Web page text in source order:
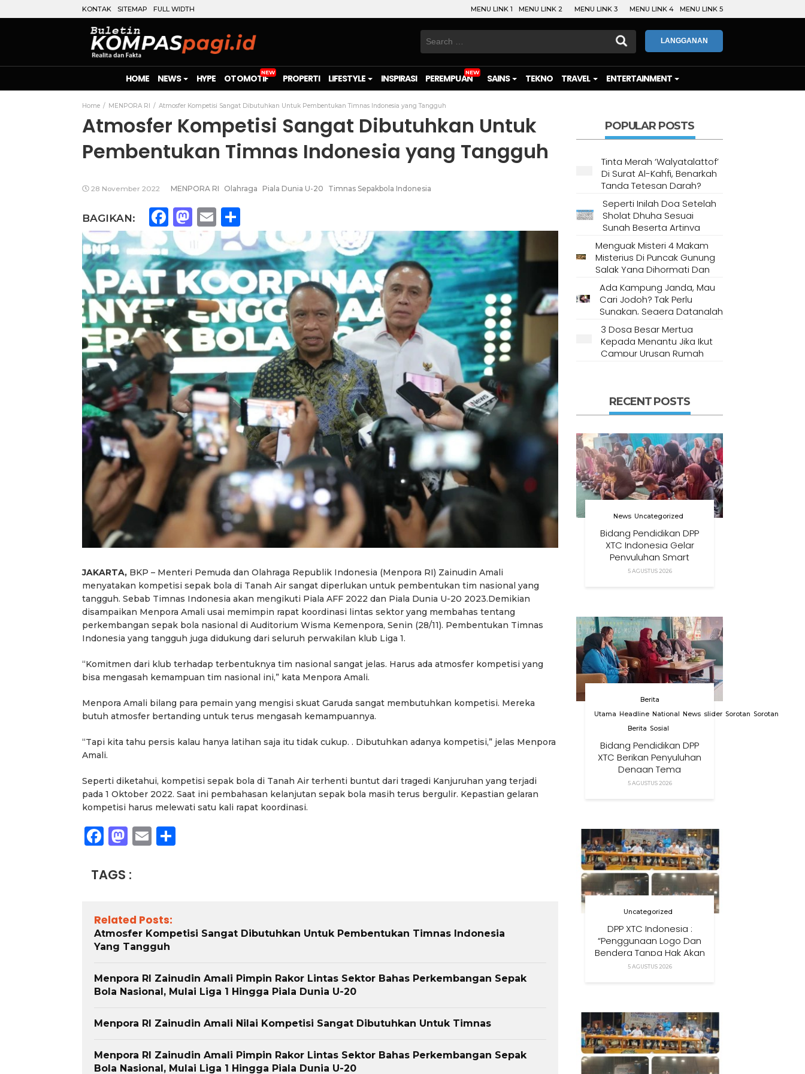
KONTAK SITEMAP FULL WIDTH MENU LINK 1 MENU LINK 2 MENU LINK 3 MENU LINK 4 MENU LINK 5
Search
LANGGANAN
HOME NEWS HYPE OTOMOTIF PROPERTI LIFESTYLE INSPIRASI PEREMPUAN SAINS TEKNO TRAVEL ENTERTAINMENT
Home MENPORA RI Atmosfer Kompetisi Sangat Dibutuhkan Untuk Pembentukan Timnas Indonesia yang Tangguh
Atmosfer Kompetisi Sangat Dibutuhkan Untuk
Pembentukan Timnas Indonesia yang Tangguh
28 November 2022 MENPORA RI Olahraga Piala Dunia U-20 Timnas Sepakbola Indonesia
BAGIKAN: Facebook
Mastodon
Email
JAKARTA, BKP – Menteri Pemuda dan Olahraga Republik Indonesia (Menpora RI) Zainudin Amali
menyatakan kompetisi sepak bola di Tanah Air sangat diperlukan untuk pembentukan tim nasional yang
tangguh. Sebab Timnas Indonesia akan mengikuti Piala AFF 2022 dan Piala Dunia U-20 2023.Demikian
disampaikan Menpora Amali usai memimpin rapat koordinasi lintas sektor yang membahas tentang
perkembangan sepak bola nasional di Auditorium Wisma Kemenpora, Senin (28/11). Pembentukan Timnas
Indonesia yang tangguh juga didukung dari seluruh perwakilan klub Liga 1.
“Komitmen dari klub terhadap terbentuknya tim nasional sangat jelas. Harus ada atmosfer kompetisi yang
bisa mengasah kemampuan tim nasional ini,” kata Menpora Amali.
Menpora Amali bilang para pemain yang mengisi skuat Garuda sangat membutuhkan kompetisi. Mereka
butuh atmosfer bertanding untuk terus mengasah kemampuannya.
“Tapi kita tahu persis kalau hanya latihan saja itu tidak cukup. . Dibutuhkan adanya kompetisi,” jelas Menpora
Amali.
Seperti diketahui, kompetisi sepak bola di Tanah Air terhenti buntut dari tragedi Kanjuruhan yang terjadi
pada 1 Oktober 2022. Saat ini pembahasan kelanjutan sepak bola masih terus bergulir. Kepastian gelaran
kompetisi harus melewati satu kali rapat koordinasi.
Facebook
Mastodon
Email
TAGS :
Related Posts:
Atmosfer Kompetisi Sangat Dibutuhkan Untuk Pembentukan Timnas Indonesia
Yang Tangguh
Menpora RI Zainudin Amali Pimpin Rakor Lintas Sektor Bahas Perkembangan Sepak
Bola Nasional, Mulai Liga 1 Hingga Piala Dunia U-20
Menpora RI Zainudin Amali Nilai Kompetisi Sangat Dibutuhkan Untuk Timnas
Menpora RI Zainudin Amali Pimpin Rakor Lintas Sektor Bahas Perkembangan Sepak
Bola Nasional, Mulai Liga 1 Hingga Piala Dunia U-20
POPULAR POSTS
Tinta Merah ‘Walyatalattof’
Di Surat Al-Kahfi, Benarkah
Tanda Tetesan Darah?
Seperti Inilah Doa Setelah
Sholat Dhuha Sesuai
Sunah Beserta Artinya
Menguak Misteri 4 Makam
Misterius Di Puncak Gunung
Salak Yang Dihormati Dan
Dianggap Tempat Suci Oleh
Masyarakat Setempat
Ada Kampung Janda, Mau
Cari Jodoh? Tak Perlu
Sungkan, Segera Datanglah
Ke Desa Ini
3 Dosa Besar Mertua
Kepada Menantu Jika Ikut
Campur Urusan Rumah
RECENT POSTS
News Uncategorized
Bidang Pendidikan DPP
XTC Indonesia Gelar
Penyuluhan Smart
Parenting Di Desa
5 AGUSTUS 2026
Berita
Utama
Headline National News slider Sorotan Sorotan
Berita Sosial
Bidang Pendidikan DPP
XTC Berikan Penyuluhan
Dengan Tema
Membangun Peran
5 AGUSTUS 2026
Uncategorized
DPP XTC Indonesia :
“Penggunaan Logo Dan
Bendera Tanpa Hak Akan
Ditindak”
5 AGUSTUS 2026